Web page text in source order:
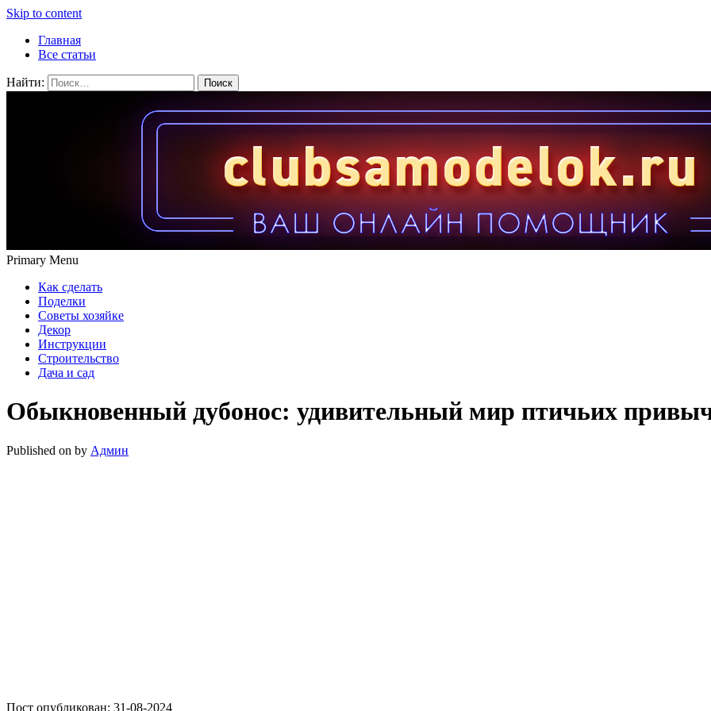
Skip to content
Главная
Все статьи
Найти:
Primary Menu
Как сделать
Поделки
Советы хозяйке
Декор
Инструкции
Строительство
Дача и сад
Обыкновенный дубонос: удивительный мир птичьих
Published on by Админ
Пост опубликован: 31-08-2024